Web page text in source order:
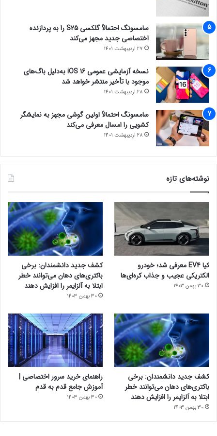
سامسونگ احتمالاً گلکسی S25 را به پردازنده
اختصاصی جدید مجهز می‌کند
27 اردیبهشت 1401
نسخه آزمایشی عمومی iOS 16 به‌دلیل باگ‌های
موجود با تأخیر منتشر خواهد شد
28 اردیبهشت 1401
سامسونگ احتمالاً اولین گوشی مجهز به نمایشگر
کشویی را امسال معرفی می‌کند
28 اردیبهشت 1401
نوشته‌های تازه
کیا EV4 معرفی شد؛ خودرو
الکتریکی عجیب و جذاب کره‌ای‌ها
30 بهمن 1403
کشف جدید دانشمندان: برخی
باکتری‌های دهان می‌توانند خطر
ابتلا به آلزایمر را افزایش دهند
30 بهمن 1403
کشف جدید دانشمندان: برخی
باکتری‌های دهان می‌توانند خطر
ابتلا به آلزایمر را افزایش دهند
30 بهمن 1403
راهنمای خرید سرور اختصاصی |
آموزش جامع قدم به قدم
30 بهمن 1403